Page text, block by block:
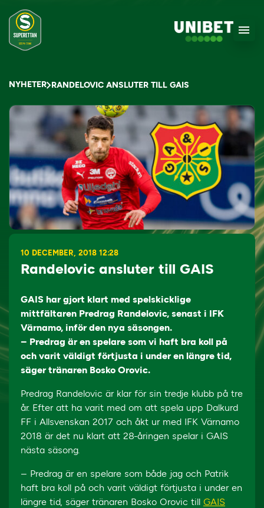
NYHETER RANDELOVIC ANSLUTER TILL GAIS
10 DECEMBER, 2018 12:28
Randelovic ansluter till GAIS
GAIS har gjort klart med spelskicklige
mittfältaren Predrag Randelovic, senast i IFK
Värnamo, inför den nya säsongen.
– Predrag är en spelare som vi haft bra koll på
och varit väldigt förtjusta i under en längre tid,
säger tränaren Bosko Orovic.
Predrag Randelovic är klar för sin tredje klubb på tre
år. Efter att ha varit med om att spela upp Dalkurd
FF i Allsvenskan 2017 och åkt ur med IFK Värnamo
2018 är det nu klart att 28-åringen spelar i GAIS
nästa säsong.
– Predrag är en spelare som både jag och Patrik
haft bra koll på och varit väldigt förtjusta i under en
längre tid, säger tränaren Bosko Orovic till GAIS